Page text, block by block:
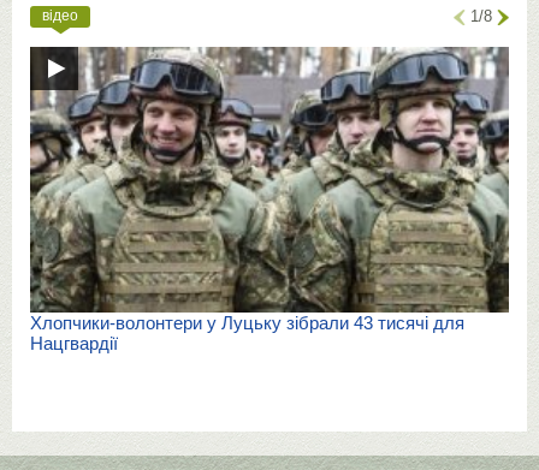
відео 1/8
Хлопчики-волонтери у Луцьку зібрали 43 тисячі для
Нацгвардії